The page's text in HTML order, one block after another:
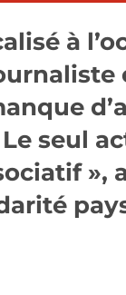
à
seul
»,